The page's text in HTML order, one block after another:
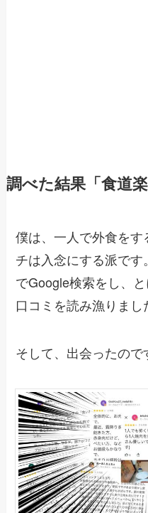
調べた結果「食道
僕は、一人で外食を
チは入念にする派で
でGoogle検索をし、
口コミを読み漁りまし
そして、出会ったので